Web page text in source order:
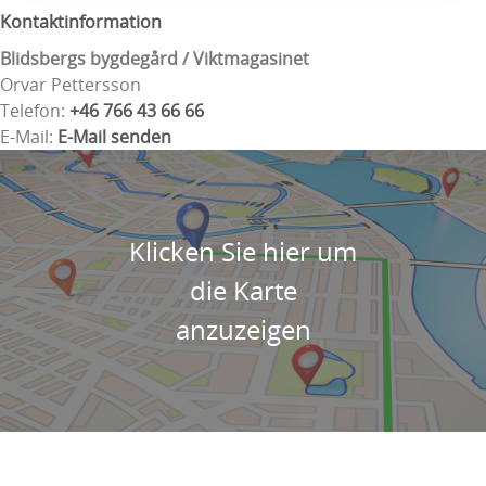
Kontaktinformation
Blidsbergs bygdegård / Viktmagasinet
Orvar Pettersson
Telefon: +46 766 43 66 66
E-Mail: E-Mail senden
Klicken Sie hier um
die Karte
anzuzeigen